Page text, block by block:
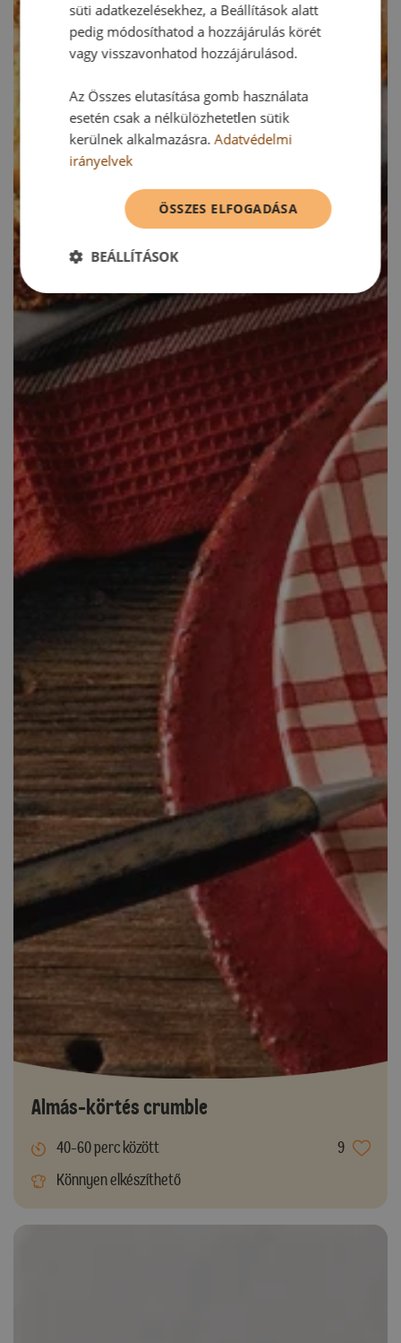
Almás-körtés crumble
40-60 perc között
9
Könnyen elkészíthető
süti adatkezelésekhez, a Beállítások alatt
pedig módosíthatod a hozzájárulás körét
vagy visszavonhatod hozzájárulásod.
Az Összes elutasítása gomb használata
esetén csak a nélkülözhetetlen sütik
kerülnek alkalmazásra.Adatvédelmi
irányelvek
ÖSSZES ELFOGADÁSA
BEÁLLÍTÁSOK